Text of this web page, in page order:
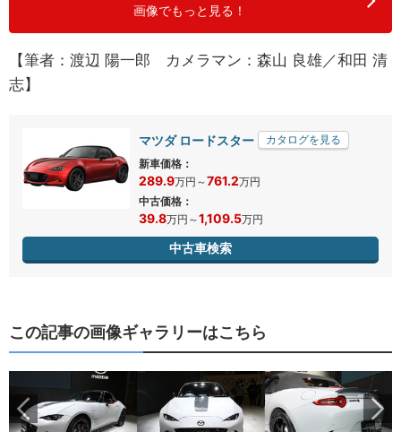
画像でもっと見る！
【筆者：渡辺 陽一郎 カメラマン：森山 良雄／和田 清
志】
マツダ ロードスター
カタログを見る
新車価格：
289.9万円 ～761.2万円
中古価格：
39.8万円 ～1,109.5万円
中古車検索
この記事の画像ギャラリーはこちら